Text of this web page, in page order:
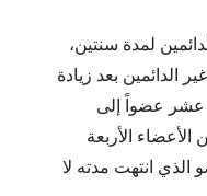
لمدة سنتين،
الدائمين بعد زيادة
عشر عضواً إلى
الأربعة
الذي انتهت مدته لا